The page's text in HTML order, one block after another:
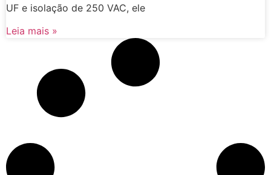
UF e isolação de 250 VAC, ele
Leia mais »